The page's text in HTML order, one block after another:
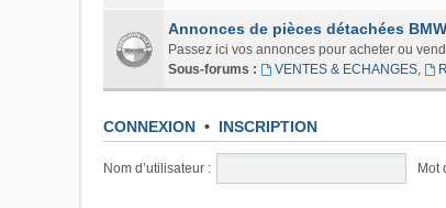
Annonces de pièces détachées BMW
Passez ici vos annonces pour acheter ou
Sous-forums :
VENTES & ECHANGES,
CONNEXION • INSCRIPTION
Nom d’utilisateur : Mot